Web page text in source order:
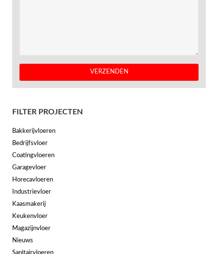
FILTER PROJECTEN
Bakkerijvloeren
Bedrijfsvloer
Coatingvloeren
Garagevloer
Horecavloeren
Industrievloer
Kaasmakerij
Keukenvloer
Magazijnvloer
Nieuws